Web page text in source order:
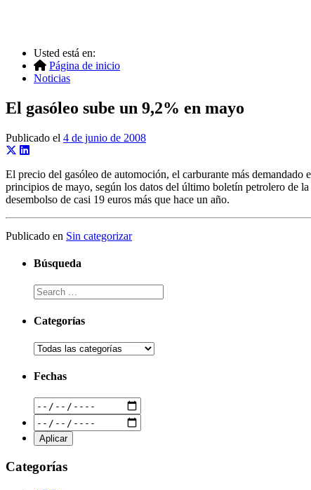
Usted está en:
Página de inicio
Noticias
El gasóleo sube un 9,2% en mayo
Publicado el 4 de junio de 2008
El precio del gasóleo de automoción, el carburante más
principios de mayo, según los datos del último boletín petrolero de
desembolso de casi 19 euros más que hace un año.
Publicado en Sin categorizar
Búsqueda
Categorías
Fechas
Categorías